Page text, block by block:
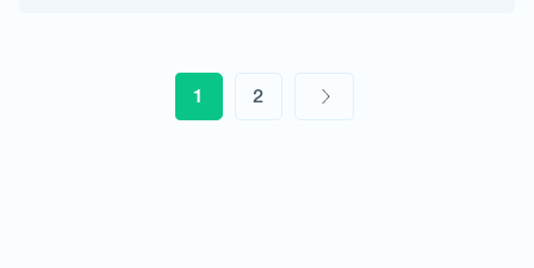
1 2